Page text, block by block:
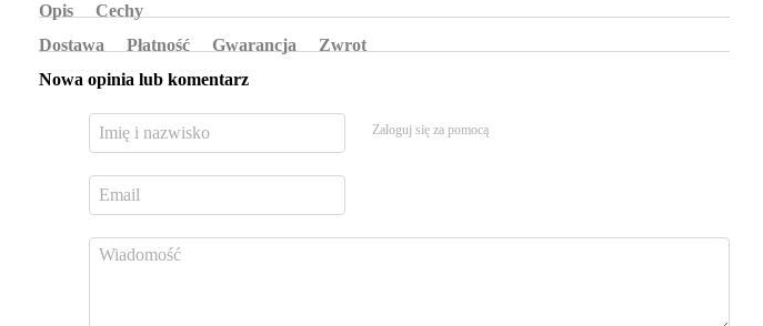
Opis
Cechy
Dostawa
Płatność Gwarancja
Zwrot
Nowa opinia lub komentarz
Zaloguj się za pomocą